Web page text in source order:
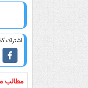
اشتراک
مطالب